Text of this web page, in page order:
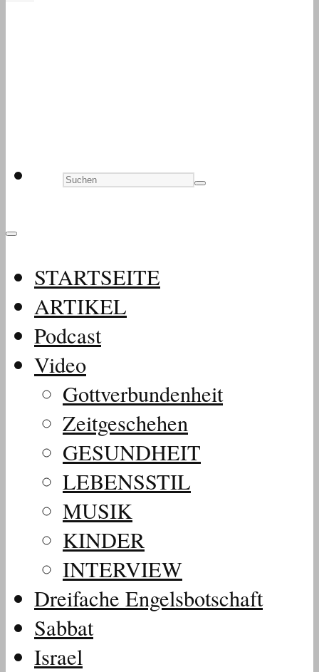
STARTSEITE
ARTIKEL
Podcast
Video
Gottverbundenheit
Zeitgeschehen
GESUNDHEIT
LEBENSSTIL
MUSIK
KINDER
INTERVIEW
Dreifache Engelsbotschaft
Sabbat
Israel